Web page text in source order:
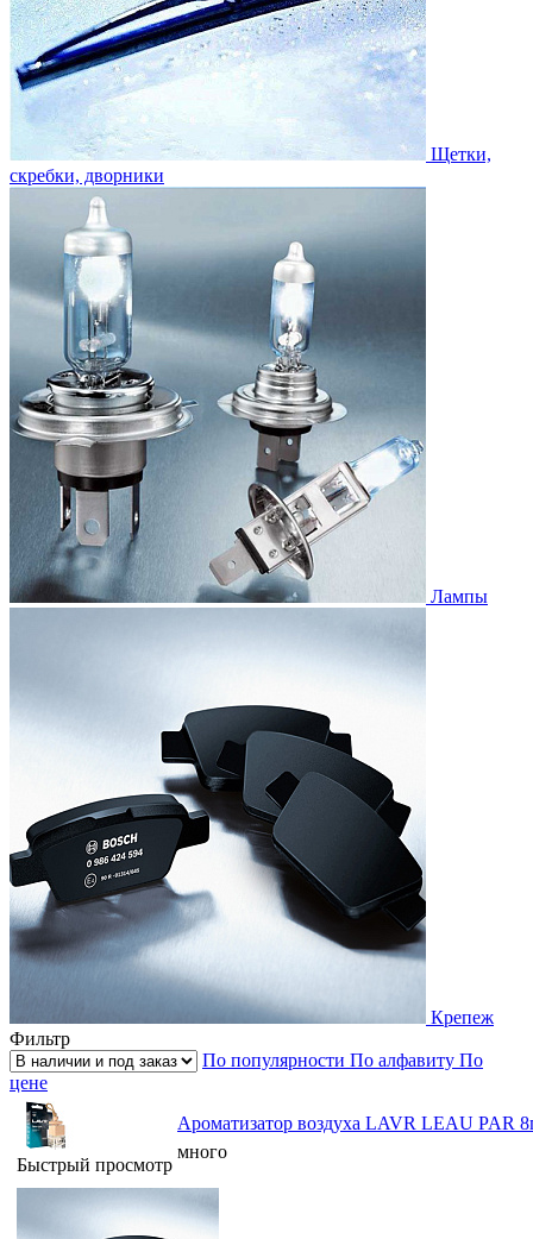
Щетки,
скребки, дворники
Лампы
Крепеж
Фильтр
По популярности По алфавиту По
цене
Быстрый просмотр
Ароматизатор воздуха LAVR LEAU PAR
много